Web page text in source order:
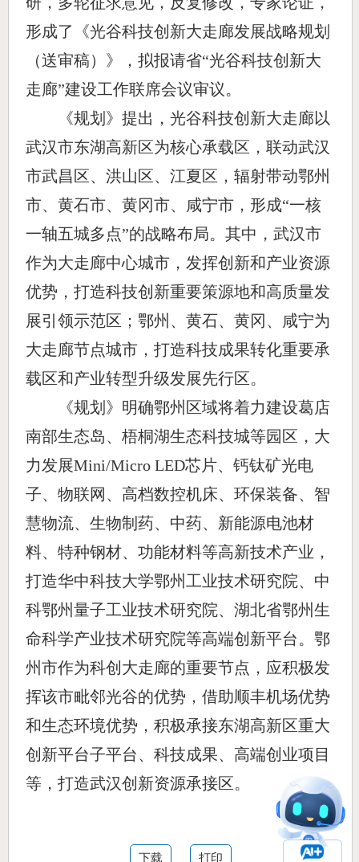
形成了《光谷科技创新大走廊发展战略规划
（送审稿）》，拟报请省“光谷科技创新大
走廊”建设工作联席会议审议。
《规划》提出，光谷科技创新大走廊以
武汉市东湖高新区为核心承载区，联动武汉
市武昌区、洪山区、江夏区，辐射带动鄂州
市、黄石市、黄冈市、咸宁市，形成“一核
一轴五城多点”的战略布局。其中，武汉市
作为大走廊中心城市， 发挥创新和产业资源
优势，打造科技创新重要策源地和高质量发
展引领示范区；鄂州、黄石、黄冈、咸宁为
大走廊节点城市，打造科技成果转化重要承
载区和产业转型升级发展先行区。
《规划》明确鄂州区域将着力建设葛店
南部生态岛、梧桐湖生态科技城等园区，大
力发展Mini/Micro LED芯片、钙钛矿光电
子、物联网、高档数控机床、环保装备、智
慧物流、生物制药、中药、新能源电池材
料、特种钢材、功能材料等高新技术产业，
打造华中科技大学鄂州工业技术研究院、中
科鄂州量子工业技术研究院、湖北省鄂州生
命科学产业技术研究院等高端创新平台。鄂
州市作为科创大走廊的重要节点，应积极发
挥该市毗邻光谷的优势，借助顺丰机场优势
和生态环境优势，积极承接东湖高新区重大
创新平台子平台、科技成果、高端创业项目
等，打造武汉创新资源承接区。
下载 打印